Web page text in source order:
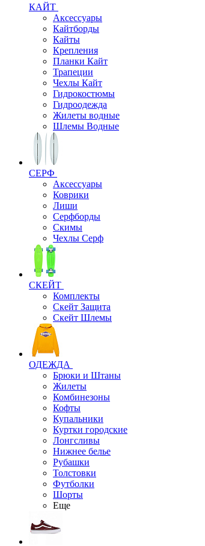
КАЙТ
Аксессуары
Кайтборды
Кайты
Крепления
Планки Кайт
Трапеции
Чехлы Кайт
Гидрокостюмы
Гидроодежда
Жилеты водные
Шлемы Водные
СЕРФ
Аксессуары
Коврики
Лиши
Серфборды
Скимы
Чехлы Cерф
СКЕЙТ
Комплекты
Скейт Защита
Скейт Шлемы
ОДЕЖДА
Брюки и Штаны
Жилеты
Комбинезоны
Кофты
Купальники
Куртки городские
Лонгсливы
Нижнее белье
Рубашки
Толстовки
Футболки
Шорты
Еще